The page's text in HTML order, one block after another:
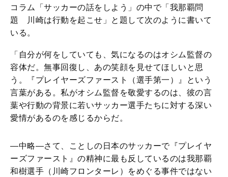
コラム「サッカーの話をしよう」の中で「我那覇問
題 川崎は行動を起こせ」と題して次のように書いて
いる。
「自分が何をしていても、気になるのはオシム監督の
容体だ。無事回復し、あの笑顔を見せてほしいと思
う。『プレイヤーズファースト（選手第一）』という
言葉がある。私がオシム監督を敬愛するのは、彼の言
葉や行動の背景に若いサッカー選手たちに対する深い
愛情があるのを感じるからだ。
―中略―さて、ことしの日本のサッカーで『プレイヤ
ーズファースト』の精神に最も反しているのは我那覇
和樹選手（川崎フロンターレ）をめぐる事件ではない